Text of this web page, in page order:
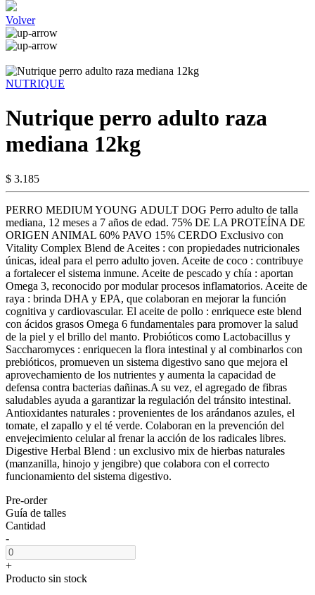
Volver
NUTRIQUE
Nutrique perro adulto raza
mediana 12kg
$ 3.185
PERRO MEDIUM YOUNG ADULT DOG Perro adulto de talla
mediana, 12 meses a 7 años de edad. 75% DE LA PROTEÍNA DE
ORIGEN ANIMAL 60% PAVO 15% CERDO Exclusivo con
Vitality Complex Blend de Aceites : con propiedades nutricionales
únicas, ideal para el perro adulto joven. Aceite de coco : contribuye
a fortalecer el sistema inmune. Aceite de pescado y chía : aportan
Omega 3, reconocido por modular procesos inflamatorios. Aceite de
raya : brinda DHA y EPA, que colaboran en mejorar la función
cognitiva y cardiovascular. El aceite de pollo : enriquece este blend
con ácidos grasos Omega 6 fundamentales para promover la salud
de la piel y el brillo del manto. Probióticos como Lactobacillus y
Saccharomyces : enriquecen la flora intestinal y al combinarlos con
prebióticos, promueven un sistema digestivo sano que mejora el
aprovechamiento de los nutrientes y aumenta la capacidad de
defensa contra bacterias dañinas.A su vez, el agregado de fibras
saludables ayuda a garantizar la regulación del tránsito intestinal.
Antioxidantes naturales : provenientes de los arándanos azules, el
tomate, el zapallo y el té verde. Colaboran en la prevención del
envejecimiento celular al frenar la acción de los radicales libres.
Digestive Herbal Blend : un exclusivo mix de hierbas naturales
(manzanilla, hinojo y jengibre) que colabora con el correcto
funcionamiento del sistema digestivo.
Pre-order
Guía de talles
Cantidad
-
+
Producto sin stock